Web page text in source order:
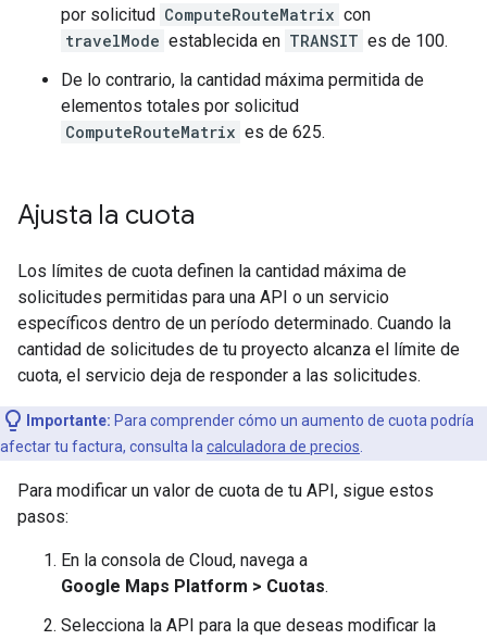
por solicitud ComputeRouteMatrix con
travelMode establecida en TRANSIT es de 100.
De lo contrario, la cantidad máxima permitida de
elementos totales por solicitud
ComputeRouteMatrix es de 625.
Ajusta la cuota
Los límites de cuota definen la cantidad máxima de
solicitudes permitidas para una API o un servicio
específicos dentro de un período determinado. Cuando la
cantidad de solicitudes de tu proyecto alcanza el límite de
cuota, el servicio deja de responder a las solicitudes.
Importante: Para comprender cómo un aumento de cuota podría
afectar tu factura, consulta la calculadora de precios
Para modificar un valor de cuota de tu API, sigue estos
pasos:
En la consola de Cloud, navega a
Google Maps Platform > Cuotas.
Selecciona la API para la que deseas modificar la